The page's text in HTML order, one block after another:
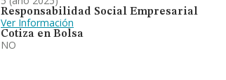
Responsabilidad Social Empresarial
Ver Información
Cotiza en Bolsa
NO